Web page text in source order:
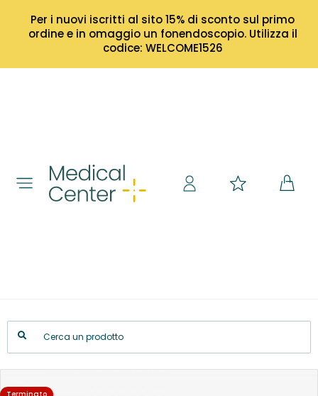
Per i nuovi iscritti al sito 15% di sconto sul primo
ordine e in omaggio un fonendoscopio. Utilizza il
codice: WELCOME1526